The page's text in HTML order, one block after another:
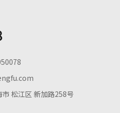
松江区 新加路258号